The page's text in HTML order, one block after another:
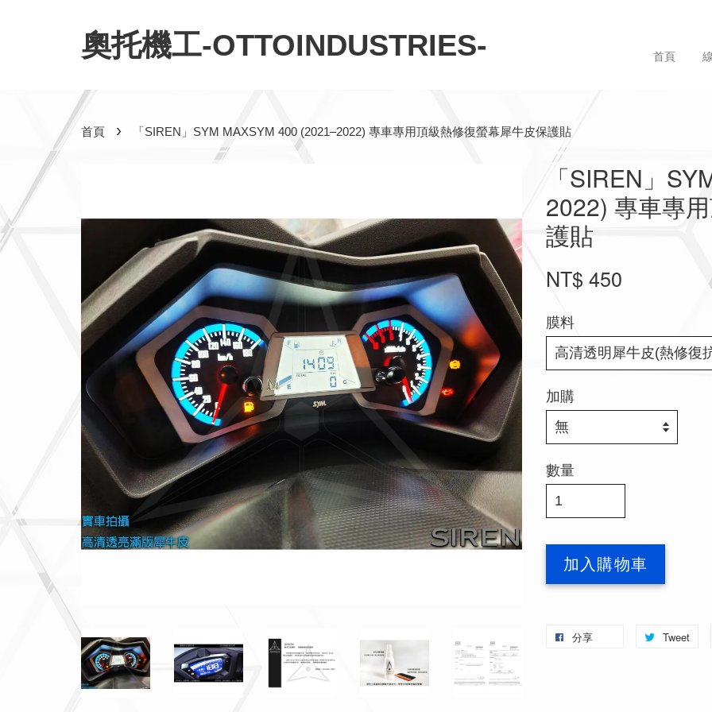
奧托機工-OTTOINDUSTRIES- 首頁
首頁 › 「SIREN」SYM MAXSYM 400 (2021–2022) 專車專用頂級熱修復螢幕犀牛皮保護貼
「SIREN」
2022) 專車專
護貼
NT$ 450
膜料
加購
數量
加入購物車
分享 Tweet